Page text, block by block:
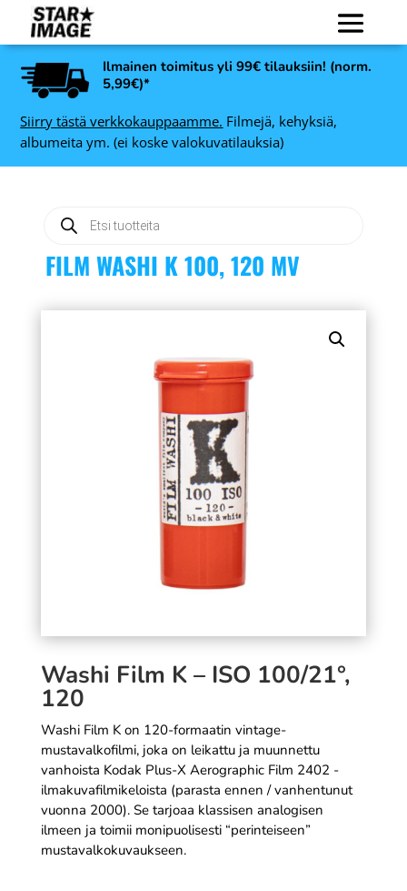
Ilmainen toimitus yli 99€ tilauksiin! (norm.
5,99€)*
Siirry tästä verkkokauppaamme. Filmejä, kehyksiä,
albumeita ym. (ei koske valokuvatilauksia)
search
FILM WASHI K 100, 120 MV
Washi Film K – ISO 100/21°,
120
Washi Film K on 120-formaatin vintage-
mustavalkofilmi, joka on leikattu ja muunnettu
vanhoista Kodak Plus-X Aerographic Film 2402 -
ilmakuvafilmikeloista (parasta ennen / vanhentunut
vuonna 2000). Se tarjoaa klassisen analogisen
ilmeen ja toimii monipuolisesti “perinteiseen”
mustavalkokuvaukseen.
7,90€